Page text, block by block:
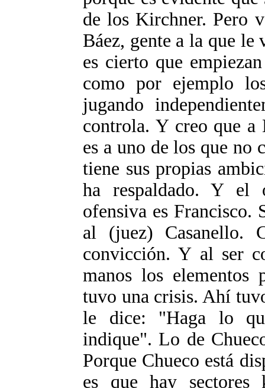
de los Kirchner. Pero
Báez, gente a la que le
es cierto que
como por ejemplo
jugando
controla. Y creo que
es a uno de los que no
tiene sus propias
ha respaldado. Y el
ofensiva es Francisco.
al (juez) Casanello.
convicción. Y al ser
manos los elementos
tuvo una crisis. Ahí
le dice: "Haga lo
indique". Lo de
Porque Chueco está
es que hay sectores